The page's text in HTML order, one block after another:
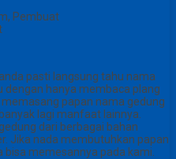
pasti langsung tahu nama
dengan hanya membaca plang
papan nama gedung
lagi manfaat lainnya.
dari berbagai bahan
Jika nada membutuhkan papan
memesannya pada kami.